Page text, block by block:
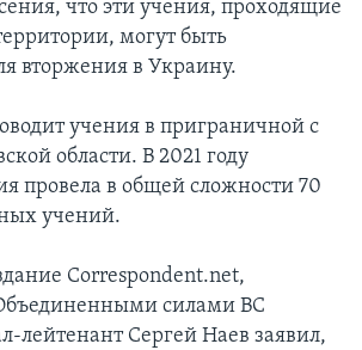
что эти учения, проходящие
могут быть
вторжения в Украину.
учения в приграничной с
области. В 2021 году
провела в общей сложности 70
учений.
Correspondent.net,
силами ВС
лейтенант Сергей Наев заявил,